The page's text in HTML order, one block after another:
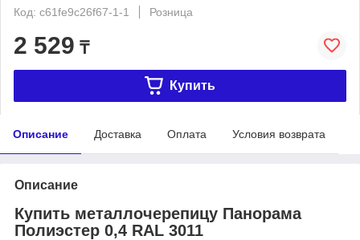
Код: c61fe9c26f67-1-1
Розница
2 529 ₸
Купить
Описание Доставка Оплата Условия возврата
Описание
Купить металлочерепицу Панорама
Полиэстер 0,4 RAL 3011